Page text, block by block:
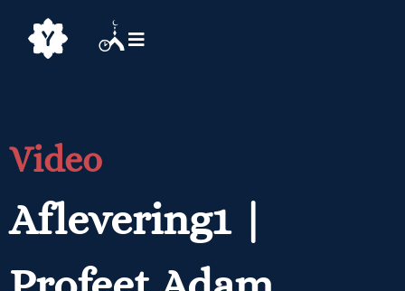
Video
Aflevering1 |